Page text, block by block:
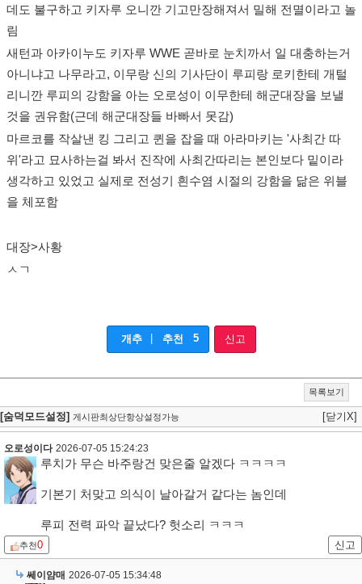
데도 불구하고 키자루 오니깐 기고만장해져서 밀해 전멸이라고 놀
림
새턴과 아카이누도 키자루 WWE 곧바로 눈치까서 일 대충하는거
아니냐고 나무라고, 이무랑 신의 기사단이 루피랑 로키한테 개털
리니깐 루피의 강함을 아는 오로성이 이무한테 해군대장을 보낼
것을 권유함(근데 해군대장들 바빠서 못감)
마르코를 작살낸 킹 그리고 퀸을 잡을 때 아라마키는 '사최간 따
위'라고 묘사하는걸 봐서 진작에 사최간따리는 본인보다 밑이라
생각하고 있었고 실제로 전성기 흰수염 시절의 강함을 닮은 위블
을 체포함
대장>사황
ㅅㄱ
개추 추천 5 신고
목록보기
[숨덕모드설정] 게시판최상단항상설정가능 [닫기X]
오로성이다 2026-07-05 15:24:23
루치가 무슨 바주랑건 맞은줄 알겠다 ㅋㅋㅋㅋ
기본기 처맞고 의식이 날아갈거 같다는 놈인데
루피 전력 파악 끝났다? 헛소리 ㅋㅋㅋ
추천0 신고
쎄이얌매 2026-07-05 15:34:48